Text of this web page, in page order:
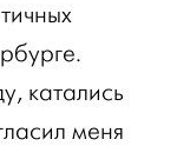
катались
меня